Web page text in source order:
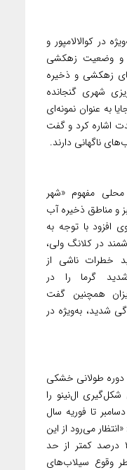
در کوالالامپور و
و وضعیت زهکشی
زهکشی و ذخیره
شهری گنجانده
به عنوان نمونه‌ای
اشاره کرد و گفت
ناگهانی دارند.
مفهوم «شهر
و مناطق ذخیره آب
افزود با توجه به
در کلانگ ولی،
خطرات ناشی از
گرما را در
همچنین گفت
شدید، به‌ویژه در
دوره طولانی خشکی
شکل‌گیری ال‌نینو را
۸۲ درصد و از دسامبر تا فوریه سال
«انتظار می‌رود از این
پس میزان بارندگی در منطقه ۱۰ تا ۲۰ درصد کمتر از حد
وقوع سیلاب‌های